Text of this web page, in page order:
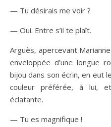
— Tu désirais me voir ?
— Oui. Entre s’il te plaît.
Arguès, apercevant
enveloppée d’une longue
bijou dans son écrin, en eut
couleur préférée, à lui,
éclatante.
— Tu es magnifique !